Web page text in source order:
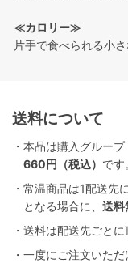
≪カロリー≫
片手で食べられる小
送料について
・本品は購入グルー
660円（税込） です
・常温商品は1配送先
となる場合に、 送料
・送料は配送先ごとに
・一度にご注文いた